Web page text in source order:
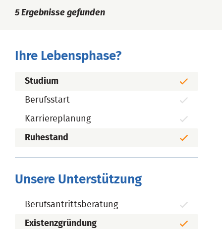
5 Ergebnisse gefunden
Ihre Lebensphase?
Studium
Berufsstart
Karriereplanung
Ruhestand
Unsere Unterstützung
Berufsantrittsberatung
Existenzgründung